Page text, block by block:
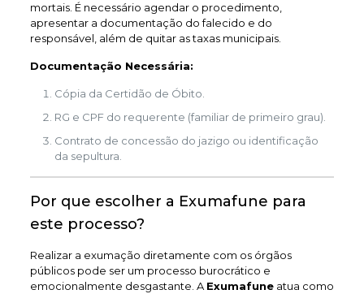
mortais. É necessário agendar o procedimento,
apresentar a documentação do falecido e do
responsável, além de quitar as taxas municipais.
Documentação Necessária:
Cópia da Certidão de Óbito.
RG e CPF do requerente (familiar de primeiro grau).
Contrato de concessão do jazigo ou identificação
da sepultura.
Por que escolher a Exumafune para
este processo?
Realizar a exumação diretamente com os órgãos
públicos pode ser um processo burocrático e
emocionalmente desgastante. A Exumafuneatua como